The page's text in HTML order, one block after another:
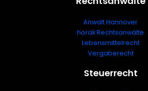
Anwalt Hannover
horak Rechtsanwälte
Lebensmittelrecht
Vergaberecht
Steuerrecht